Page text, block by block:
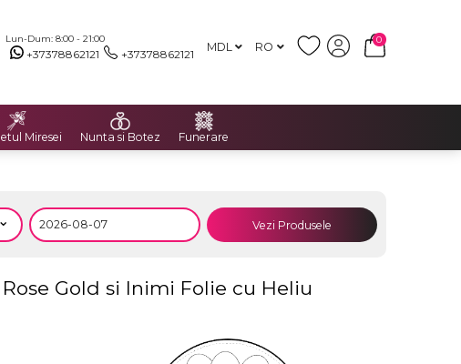
Lun-Dum: 8:00 - 21:00
+37378862121 +37378862121 MDL RO
0
Miresei Nunta si Botez Funerare
Vezi Produsele
Gold si Inimi Folie cu Heliu